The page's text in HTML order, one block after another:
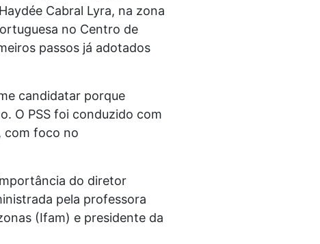
Cabral Lyra, na zona
no Centro de
passos já adotados
candidatar porque
O PSS foi conduzido com
com foco no
do diretor
pela professora
(Ifam) e presidente da